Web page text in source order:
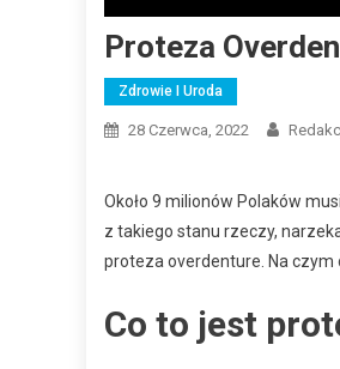
Proteza
Zdrowie I Uroda
28 Czerwca, 2022
Około 9 milionów Polaków
z takiego stanu rzeczy,
proteza overdenture. Na
Co to jest